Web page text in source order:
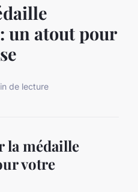
un atout pour
de lecture
la médaille
votre